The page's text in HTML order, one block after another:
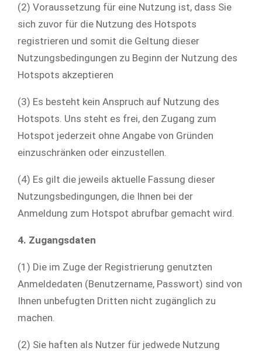
(2) Voraussetzung für eine Nutzung ist, dass Sie
sich zuvor für die Nutzung des Hotspots
registrieren und somit die Geltung dieser
Nutzungsbedingungen zu Beginn der Nutzung des
Hotspots akzeptieren
(3) Es besteht kein Anspruch auf Nutzung des
Hotspots. Uns steht es frei, den Zugang zum
Hotspot jederzeit ohne Angabe von Gründen
einzuschränken oder einzustellen.
(4) Es gilt die jeweils aktuelle Fassung dieser
Nutzungsbedingungen, die Ihnen bei der
Anmeldung zum Hotspot abrufbar gemacht wird.
4. Zugangsdaten
(1) Die im Zuge der Registrierung genutzten
Anmeldedaten (Benutzername, Passwort) sind von
Ihnen unbefugten Dritten nicht zugänglich zu
machen.
(2) Sie haften als Nutzer für jedwede Nutzung